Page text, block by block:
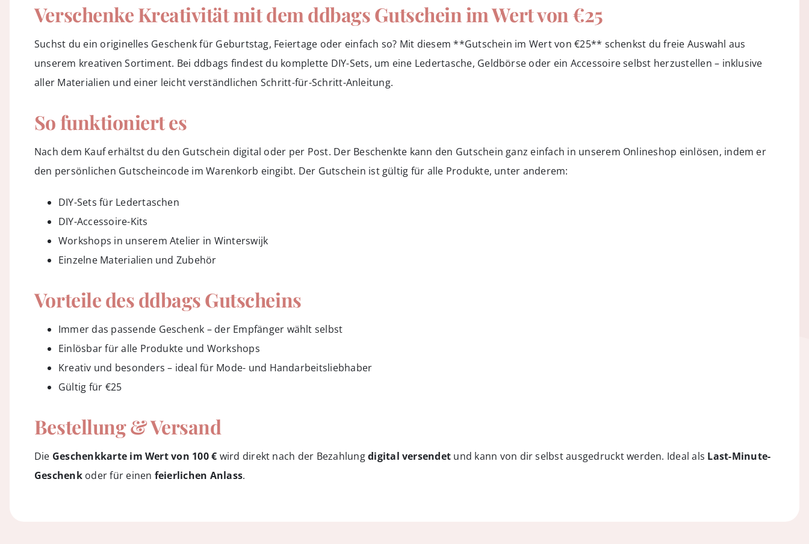
Verschenke Kreativität mit dem ddbags Gutschein im Wert von €25
Suchst du ein originelles Geschenk für Geburtstag, Feiertage oder einfach so? Mit diesem **Gutschein im Wert von €25** schenkst du freie Auswahl aus
unserem kreativen Sortiment. Bei ddbags findest du komplette DIY-Sets, um eine Ledertasche, Geldbörse oder ein Accessoire selbst herzustellen – inklusive
aller Materialien und einer leicht verständlichen Schritt-für-Schritt-Anleitung.
So funktioniert es
Nach dem Kauf erhältst du den Gutschein digital oder per Post. Der Beschenkte kann den Gutschein ganz einfach in unserem Onlineshop einlösen, indem er
den persönlichen Gutscheincode im Warenkorb eingibt. Der Gutschein ist gültig für alle Produkte, unter anderem:
DIY-Sets für Ledertaschen
DIY-Accessoire-Kits
Workshops in unserem Atelier in Winterswijk
Einzelne Materialien und Zubehör
Vorteile des ddbags Gutscheins
Immer das passende Geschenk – der Empfänger wählt selbst
Einlösbar für alle Produkte und Workshops
Kreativ und besonders – ideal für Mode- und Handarbeitsliebhaber
Gültig für €25
Bestellung & Versand
Die Geschenkkarte im Wert von 100 € wird direkt nach der Bezahlungdigital versendet und kann von dir selbst ausgedruckt werden. Ideal als Last-Minute-
Geschenkoder für einen feierlichen Anlass.